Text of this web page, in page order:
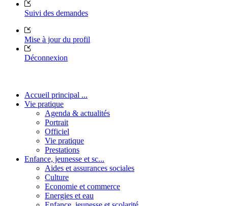
Suivi des demandes
Mise à jour du profil
Déconnexion
Accueil principal ...
Vie pratique
Agenda & actualités
Portrait
Officiel
Vie pratique
Prestations
Enfance, jeunesse et sc...
Aides et assurances sociales
Culture
Economie et commerce
Energies et eau